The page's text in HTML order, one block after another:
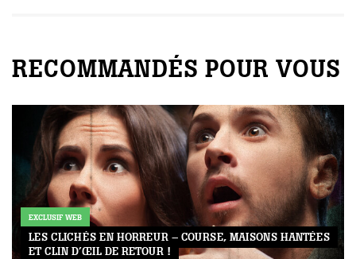
RECOMMANDÉS POUR VOUS
EXCLUSIF WEB
LES CLICHÉS EN HORREUR – COURSE, MAISONS HANTÉES
ET CLIN D’ŒIL DE RETOUR !